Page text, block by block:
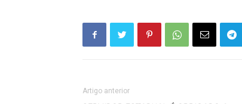
Artigo anterior